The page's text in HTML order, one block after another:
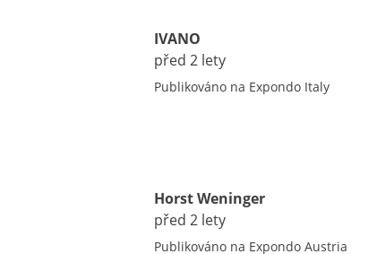
IVANO
před 2 lety
Publikováno na Expondo Italy
Horst Weninger
před 2 lety
Publikováno na Expondo Austria